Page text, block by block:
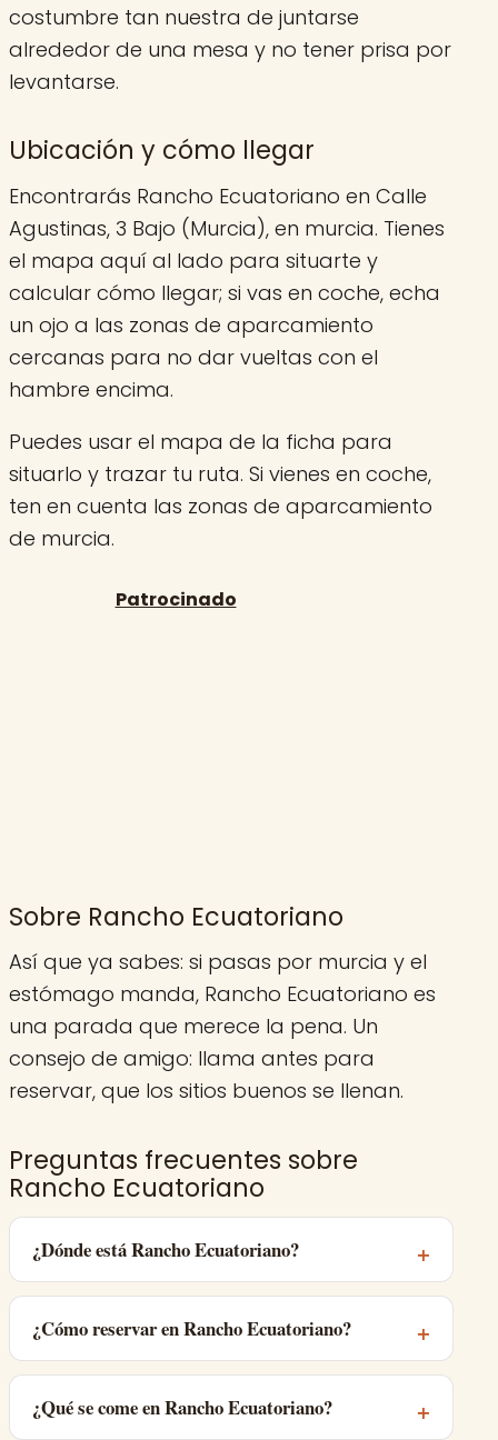
costumbre tan nuestra de juntarse
alrededor de una mesa y no tener prisa por
levantarse.
Ubicación y cómo llegar
Encontrarás Rancho Ecuatoriano en Calle
Agustinas, 3 Bajo (Murcia), en murcia. Tienes
el mapa aquí al lado para situarte y
calcular cómo llegar; si vas en coche, echa
un ojo a las zonas de aparcamiento
cercanas para no dar vueltas con el
hambre encima.
Puedes usar el mapa de la ficha para
situarlo y trazar tu ruta. Si vienes en coche,
ten en cuenta las zonas de aparcamiento
de murcia.
Sobre Rancho Ecuatoriano
Así que ya sabes: si pasas por murcia y el
estómago manda, Rancho Ecuatoriano es
una parada que merece la pena. Un
consejo de amigo: llama antes para
reservar, que los sitios buenos se llenan.
Preguntas frecuentes sobre
Rancho Ecuatoriano
¿Dónde está Rancho Ecuatoriano?
¿Cómo reservar en Rancho Ecuatoriano?
¿Qué se come en Rancho Ecuatoriano?